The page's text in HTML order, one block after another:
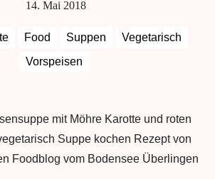
14. Mai 2018
Food Suppen
Vegetarisch
Vorspeisen